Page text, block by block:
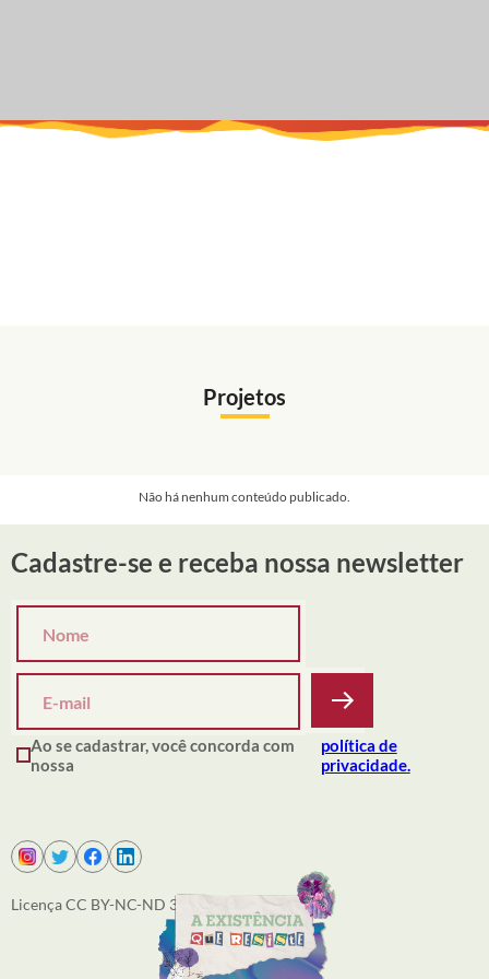
Projetos
Não há nenhum conteúdo publicado.
Cadastre-se e receba nossa newsletter
Ao se cadastrar, você concorda com
nossa
política de
privacidade.
Licença CC BY-NC-ND 3.0